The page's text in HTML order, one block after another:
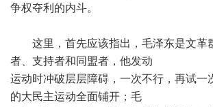
争权夺利的内斗。
这里，首先应该指出，毛泽东是文革
者、支持者和同盟者，他发动
运动时冲破层层障碍，一次不行，再试一
的大民主运动全面铺开；毛